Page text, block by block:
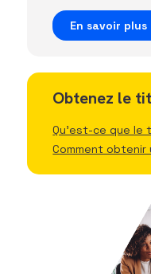
En savoir plus
Obtenez le
Qu'est-ce que le
Comment obtenir